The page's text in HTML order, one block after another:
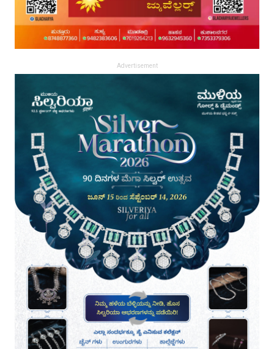
Advertisement